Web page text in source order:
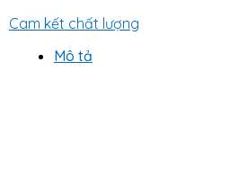
Cam kết chất lượng
Mô tả